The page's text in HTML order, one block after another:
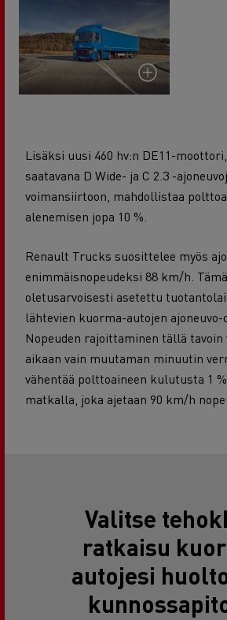
Lisäksi uusi 460 hv:n DE11-
saatavana D Wide- ja C 2.3 -
voimansiirtoon, mahdollistaa
alenemisen jopa 10 %.
Renault Trucks suosittelee myös
enimmäisnopeudeksi 88 km/h.
oletusarvoisesti asetettu
lähtevien kuorma-autojen
Nopeuden rajoittaminen tällä
aikaan vain muutaman minuutin
vähentää polttoaineen kulutusta 1
matkalla, joka ajetaan 90 km/h
Valitse
ratkaisu
autojesi